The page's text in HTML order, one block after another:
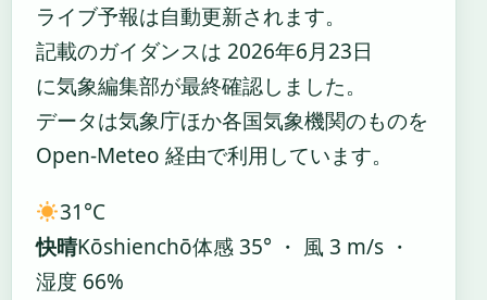
ライブ予報は自動更新されます。
記載のガイダンスは 2026年6月23日
に気象編集部が最終確認しました。
データは気象庁ほか各国気象機関のものを
Open-Meteo 経由で利用しています。
31°C
快晴Kōshienchō体感 35° ・ 風 3 m/s ・
湿度 66%